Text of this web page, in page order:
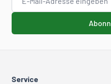
Service